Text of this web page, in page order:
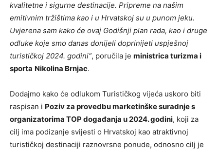
kvalitetne i sigurne destinacije. Pripreme na našim
emitivnim tržištima kao i u Hrvatskoj su u punom jeku.
Uvjerena sam kako će ovaj Godišnji plan rada, kao i druge
odluke koje smo danas donijeli doprinijeti uspješnoj
turističkoj 2024. godini“, poručila je ministrica turizma i
sporta Nikolina Brnjac.
Dodajmo kako će odlukom Turističkog vijeća uskoro biti
raspisan i Poziv za provedbu marketinške suradnje s
organizatorima TOP događanja u 2024. godini, koji za
cilj ima podizanje svijesti o Hrvatskoj kao atraktivnoj
turističkoj destinaciji raznovrsne ponude, odnosno cilj je